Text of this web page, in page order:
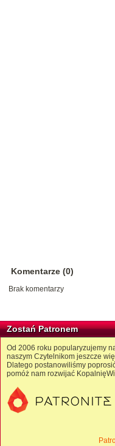
Komentarze (0)
Brak komentarzy
Zostań Patronem
Od 2006 roku popularyzujemy
naszym Czytelnikom jeszcze
Dlatego postanowiliśmy
pomóż nam rozwijać